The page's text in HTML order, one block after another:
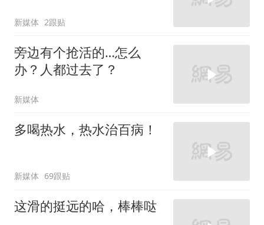
新媒体 2跟贴
旁边有个抢活的…怎么
办？人都过去了？
新媒体
多喝热水，热水治百病！
新媒体 69跟贴
这滑的挺远的哈，棒棒哒